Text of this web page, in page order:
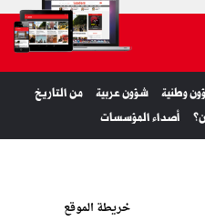
وطنية شؤون عربية
من التاريخ
أصداء المؤسسات
خريطة الموقع